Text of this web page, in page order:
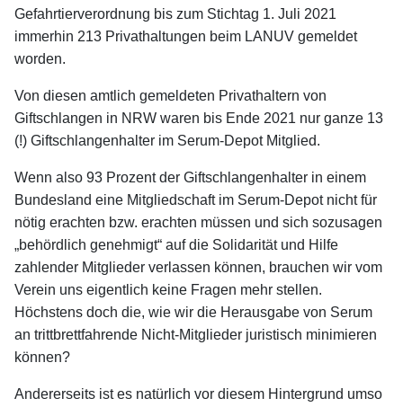
Gefahrtierverordnung bis zum Stichtag 1. Juli 2021
immerhin 213 Privathaltungen beim LANUV gemeldet
worden.
Von diesen amtlich gemeldeten Privathaltern von
Giftschlangen in NRW waren bis Ende 2021 nur ganze 13
(!) Giftschlangenhalter im Serum-Depot Mitglied.
Wenn also 93 Prozent der Giftschlangenhalter in einem
Bundesland eine Mitgliedschaft im Serum-Depot nicht für
nötig erachten bzw. erachten müssen und sich sozusagen
„behördlich genehmigt“ auf die Solidarität und Hilfe
zahlender Mitglieder verlassen können, brauchen wir vom
Verein uns eigentlich keine Fragen mehr stellen.
Höchstens doch die, wie wir die Herausgabe von Serum
an trittbrettfahrende Nicht-Mitglieder juristisch minimieren
können?
Andererseits ist es natürlich vor diesem Hintergrund umso